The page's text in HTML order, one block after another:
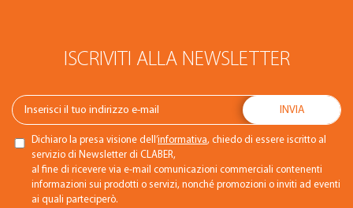
ISCRIVITI ALLA NEWSLETTER
Dichiaro la presa visione dell’informativa, chiedo di essere iscritto al
servizio di Newsletter di CLABER,
al fine di ricevere via e-mail comunicazioni commerciali contenenti
informazioni sui prodotti o servizi, nonché promozioni o inviti ad eventi
ai quali parteciperò.